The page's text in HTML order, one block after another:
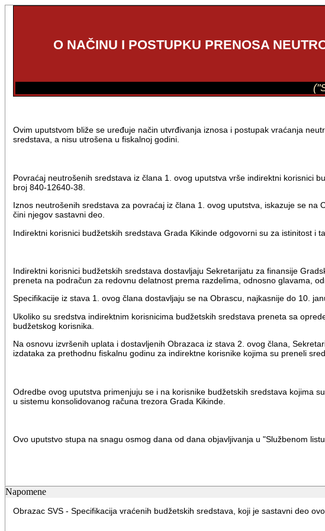
O NAČINU I POSTUPKU PRENOSA
Ovim uputstvom bliže se uređuje način utvrđivanja iznosa i postupak vraćanja
sredstava, a nisu utrošena u fiskalnoj godini.
Povraćaj neutrošenih sredstava iz člana 1. ovog uputstva vrše indirektni korisnici
broj 840-12640-38.
Iznos neutrošenih sredstava za povraćaj iz člana 1. ovog uputstva, iskazuje se
čini njegov sastavni deo.
Indirektni korisnici budžetskih sredstava Grada Kikinde odgovorni su za istinitost i
Indirektni korisnici budžetskih sredstava dostavljaju Sekretarijatu za finansije
preneta na podračun za redovnu delatnost prema razdelima, odnosno glavama,
Specifikacije iz stava 1. ovog člana dostavljaju se na Obrascu, najkasnije do 10.
Ukoliko su sredstva indirektnim korisnicima budžetskih sredstava preneta sa
budžetskog korisnika.
Na osnovu izvršenih uplata i dostavljenih Obrazaca iz stava 2. ovog člana,
izdataka za prethodnu fiskalnu godinu za indirektne korisnike kojima su preneli
Odredbe ovog uputstva primenjuju se i na korisnike budžetskih sredstava kojima
u sistemu konsolidovanog računa trezora Grada Kikinde.
Ovo uputstvo stupa na snagu osmog dana od dana objavljivanja u "Službenom
Napomene
Obrazac SVS - Specifikacija vraćenih budžetskih sredstava, koji je sastavni deo